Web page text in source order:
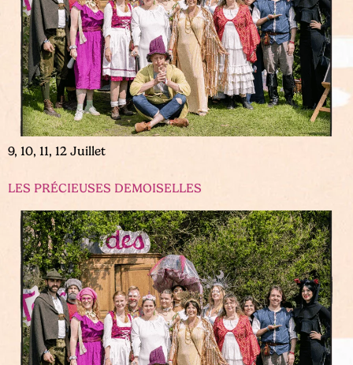
9, 10, 11, 12 Juillet
LES PRÉCIEUSES DEMOISELLES